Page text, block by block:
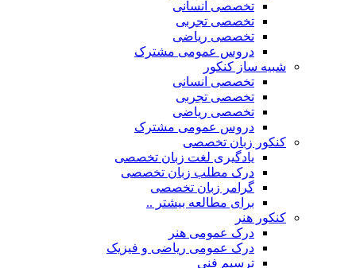
تخصصی انسانی
تخصصی تجربی
تخصصی ریاضی
دروس عمومی مشترک
شبیه ساز کنکور
تخصصی انسانی
تخصصی تجربی
تخصصی ریاضی
دروس عمومی مشترک
کنکور زبان تخصصی
یادگیری لغت زبان تخصصی
درک مطلب زبان تخصصی
گرامر زبان تخصصی
برای مطالعه بیشتر ..
کنکور هنر
درک عمومی هنر
درک عمومی ریاضی و فیزیک
ترسیم فنی